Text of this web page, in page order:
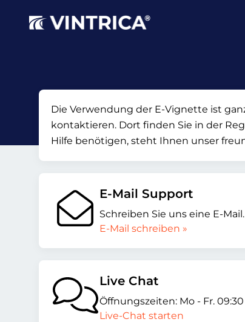
Die Verwendung der E-Vignette ist
kontaktieren. Dort finden Sie in der
Hilfe benötigen, steht Ihnen unser
E-Mail Support
Schreiben Sie uns eine E-
E-Mail schreiben »
Live Chat
Öffnungszeiten: Mo - Fr. 09:30
Live-Chat starten